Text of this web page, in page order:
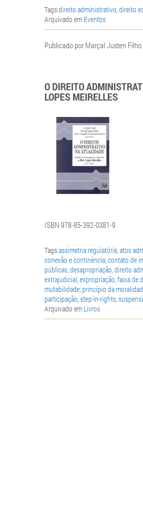
Tags:direito administrativo,direito
Arquivado em Eventos
Publicado por Marçal Justen
O DIREITO
LOPES MEIRELLES
ISBN 978-85-392-0381-9
Tags:assimetria regulatória,atos
conexão e continência,contato de
públicas,desapropriação,direito
extrajudicial,expropriação,faixa de
mutabilidade, princípio da
participação,step-in-rights,
Arquivado em Livros